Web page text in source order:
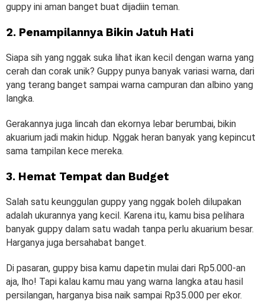
guppy ini aman banget buat dijadiin teman.
2. Penampilannya Bikin Jatuh Hati
Siapa sih yang nggak suka lihat ikan kecil dengan warna yang
cerah dan corak unik? Guppy punya banyak variasi warna, dari
yang terang banget sampai warna campuran dan albino yang
langka.
Gerakannya juga lincah dan ekornya lebar berumbai, bikin
akuarium jadi makin hidup. Nggak heran banyak yang kepincut
sama tampilan kece mereka.
3. Hemat Tempat dan Budget
Salah satu keunggulan guppy yang nggak boleh dilupakan
adalah ukurannya yang kecil. Karena itu, kamu bisa pelihara
banyak guppy dalam satu wadah tanpa perlu akuarium besar.
Harganya juga bersahabat banget.
Di pasaran, guppy bisa kamu dapetin mulai dari Rp5.000-an
aja, lho! Tapi kalau kamu mau yang warna langka atau hasil
persilangan, harganya bisa naik sampai Rp35.000 per ekor.